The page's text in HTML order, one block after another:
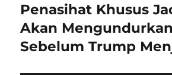
Next
post:
Penasihat Khusus
Akan
Sebelum Trump